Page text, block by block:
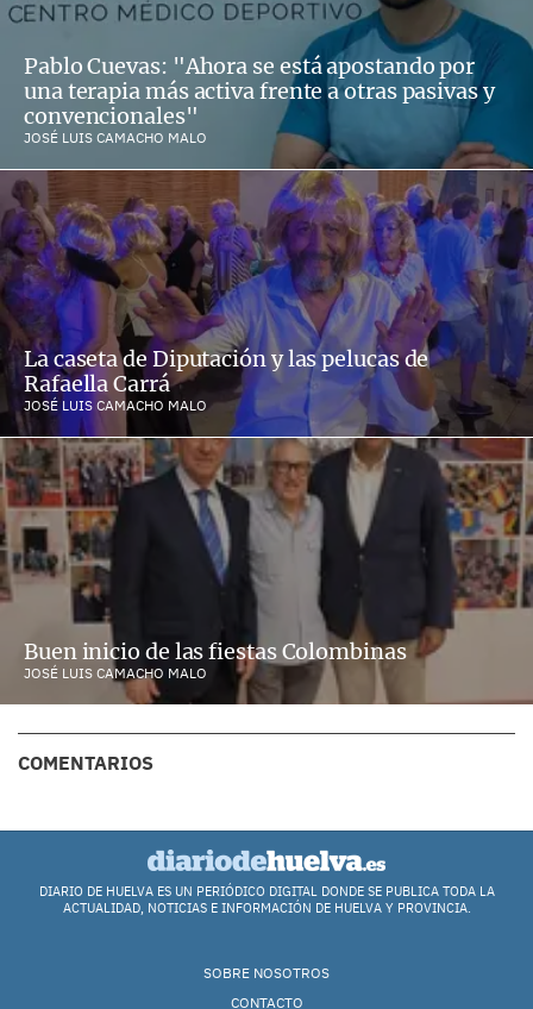
Pablo Cuevas: "Ahora se está apostando por
una terapia más activa frente a otras pasivas y
convencionales"
JOSÉ LUIS CAMACHO MALO
La caseta de Diputación y las pelucas de
Rafaella Carrá
JOSÉ LUIS CAMACHO MALO
Buen inicio de las fiestas Colombinas
JOSÉ LUIS CAMACHO MALO
COMENTARIOS
DIARIO DE HUELVA ES UN PERIÓDICO DIGITAL DONDE SE PUBLICA TODA LA
ACTUALIDAD, NOTICIAS E INFORMACIÓN DE HUELVA Y PROVINCIA.
SOBRE NOSOTROS
CONTACTO